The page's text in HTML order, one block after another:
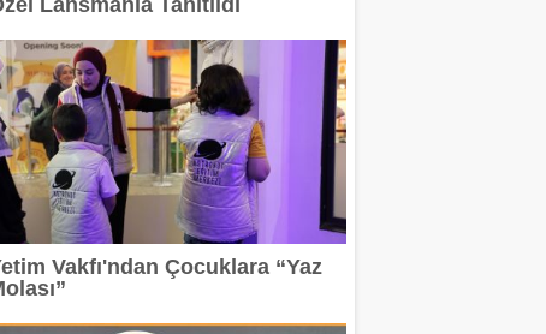
Lansmanla Tanıtıldı
Vakfı'ndan Çocuklara “Yaz